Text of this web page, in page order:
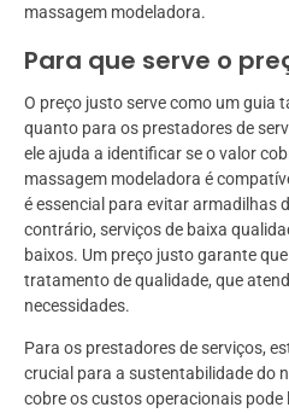
massagem modeladora.
Para que serve o
O preço justo serve como um guia
quanto para os prestadores de
ele ajuda a identificar se o valor
massagem modeladora é
é essencial para evitar armadilhas
contrário, serviços de baixa
baixos. Um preço justo garante
tratamento de qualidade, que
necessidades.
Para os prestadores de serviços,
crucial para a sustentabilidade do
cobre os custos operacionais